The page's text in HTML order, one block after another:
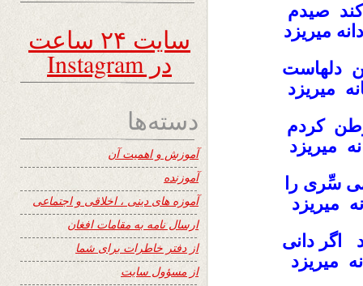
صیدم
میریزد
دلهاست
میریزد
کردم
میریزد
سِّری را
میریزد
دانی
میریزد
سایت ۲۴ ساعت
در Instagram
دسته‌ها
آموزش و اهمیت آن
آموزنده
آموزه های دینی ، اخلاقی و اجتماعی
ارسال نامه به مقامات افغان
از دفتر خاطرات برای شما
از مسؤول سایت